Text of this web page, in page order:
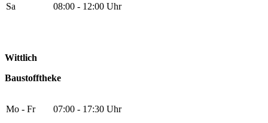
Sa 08:00 - 12:00 Uhr
Wittlich
Baustofftheke
Mo - Fr 07:00 - 17:30 Uhr